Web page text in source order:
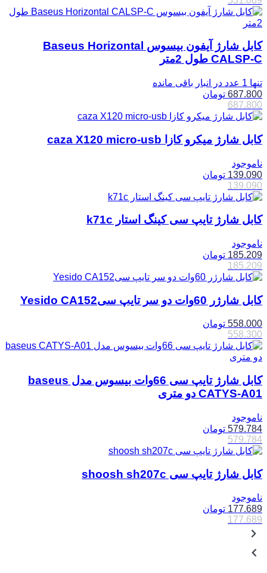
کابل شارژ آیفون بیسوس Baseus Horizontal
CALSP-C طول 2متر
تنها 1 عدد در انبار باقی مانده
687.800 تومان
687.800
کابل شارژ میکرو کازا caza X120 micro-usb
ناموجود
139.090 تومان
139.090
کابل شارژ تایپ سی کینگ استار k71c
ناموجود
185.209 تومان
185.209
کابل شارژر 60وات دو سر تایپ سیYesido CA152
558.000 تومان
558.300
کابل شارژ تایپ سی 66وات بیسوس مدل baseus
CATYS-A01 دو متری
ناموجود
579.784 تومان
579.784
کابل شارژ تایپ سی shoosh sh207c
ناموجود
177.689 تومان
177.689